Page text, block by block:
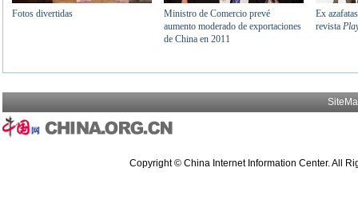
Copyright © China Internet Information Center. All